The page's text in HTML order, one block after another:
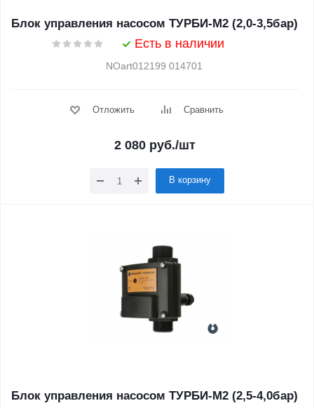
Блок управления насосом ТУРБИ-М2 (2,0-3,5бар)
Есть в наличии
NOart012199 014701
Отложить Сравнить
2 080руб./шт
В корзину
Блок управления насосом ТУРБИ-М2 (2,5-4,0бар)